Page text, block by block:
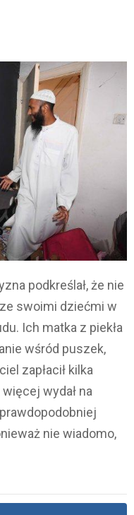
podkreślał, że nie
swoimi dziećmi w
Ich matka z piekła
wśród puszek,
zapłacił kilka
wydał na
nie wiadomo,